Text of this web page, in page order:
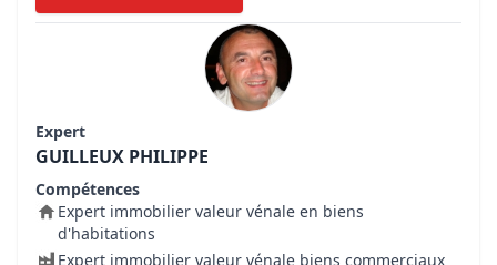
Expert
GUILLEUX PHILIPPE
Compétences
Expert immobilier valeur vénale en biens
d'habitations
Expert immobilier valeur vénale biens commerciaux